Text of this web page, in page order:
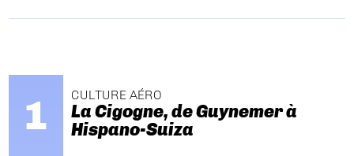
CULTURE AÉRO
La Cigogne, de Guynemer à
Hispano-Suiza